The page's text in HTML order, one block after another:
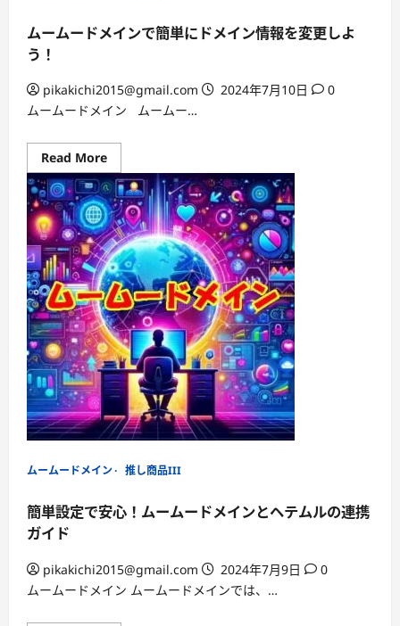
ガ
イ
ン」
ムームードメインで簡単にドメイン情報を変更しよ
う！
pikakichi2015@gmail.com 2024年7月10日
0
ムームードメイン ムームー…
Read MoreRead
more
about
ム
ー
ム
ー
ド
メ
イ
ン
で
簡
単
に
ド
メ
イ
ン
情
を
変
更
よ
ムームードメイン 推し商品III
簡単設定で安心！ムームードメインとヘテムルの連携
ガイド
pikakichi2015@gmail.com 2024年7月9日
0
ムームードメイン ムームードメインでは、…